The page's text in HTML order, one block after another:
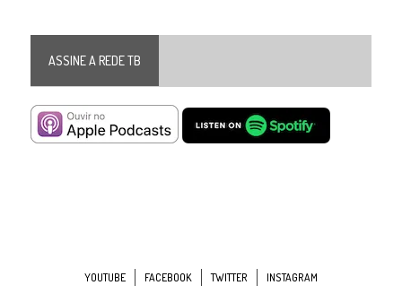
ASSINE A REDE TB
YOUTUBE FACEBOOK TWITTER INSTAGRAM